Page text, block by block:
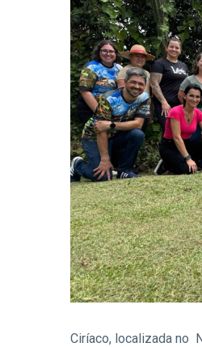
Ciríaco, localizada no